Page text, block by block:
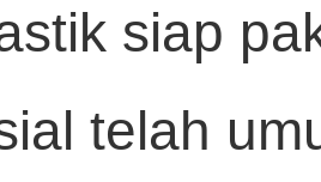
siap
telah